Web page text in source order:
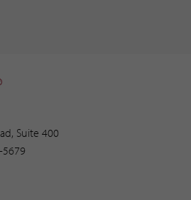
Suite 400